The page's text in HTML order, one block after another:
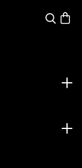
Suche